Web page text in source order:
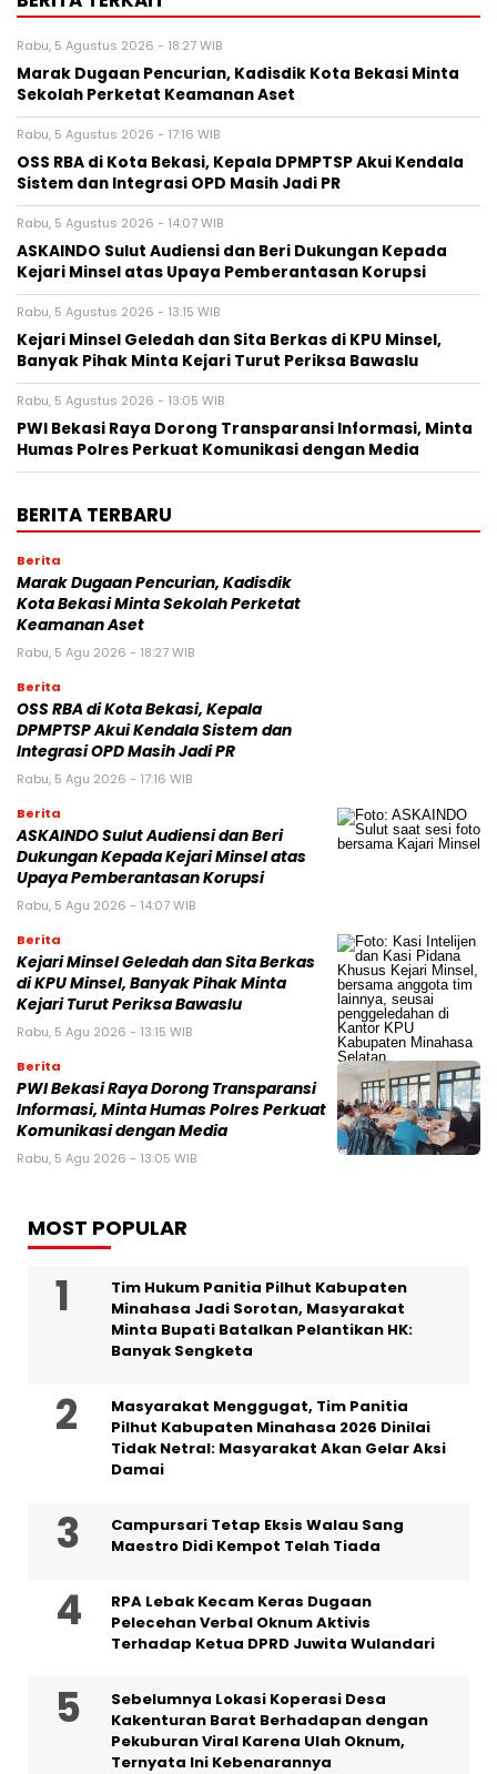
Rabu, 5 Agustus 2026 - 18:27 WIB
‎Marak Dugaan Pencurian, Kadisdik Kota Bekasi Minta
Sekolah Perketat Keamanan Aset
Rabu, 5 Agustus 2026 - 17:16 WIB
‎OSS RBA di Kota Bekasi, Kepala DPMPTSP Akui Kendala
Sistem dan Integrasi OPD Masih Jadi PR
Rabu, 5 Agustus 2026 - 14:07 WIB
ASKAINDO Sulut Audiensi dan Beri Dukungan Kepada
Kejari Minsel atas Upaya Pemberantasan Korupsi
Rabu, 5 Agustus 2026 - 13:15 WIB
Kejari Minsel Geledah dan Sita Berkas di KPU Minsel,
Banyak Pihak Minta Kejari Turut Periksa Bawaslu
Rabu, 5 Agustus 2026 - 13:05 WIB
PWI Bekasi Raya Dorong Transparansi Informasi, Minta
Humas Polres Perkuat Komunikasi dengan Media
BERITA TERBARU
Berita
‎Marak Dugaan Pencurian, Kadisdik
Kota Bekasi Minta Sekolah Perketat
Keamanan Aset
Rabu, 5 Agu 2026 - 18:27 WIB
Berita
‎OSS RBA di Kota Bekasi, Kepala
DPMPTSP Akui Kendala Sistem dan
Integrasi OPD Masih Jadi PR
Rabu, 5 Agu 2026 - 17:16 WIB
Berita
ASKAINDO Sulut Audiensi dan Beri
Dukungan Kepada Kejari Minsel atas
Upaya Pemberantasan Korupsi
Rabu, 5 Agu 2026 - 14:07 WIB
Berita
Kejari Minsel Geledah dan Sita Berkas
di KPU Minsel, Banyak Pihak Minta
Kejari Turut Periksa Bawaslu
Rabu, 5 Agu 2026 - 13:15 WIB
Berita
PWI Bekasi Raya Dorong Transparansi
Informasi, Minta Humas Polres Perkuat
Komunikasi dengan Media
Rabu, 5 Agu 2026 - 13:05 WIB
MOST POPULAR
Tim Hukum Panitia Pilhut Kabupaten
Minahasa Jadi Sorotan, Masyarakat
Minta Bupati Batalkan Pelantikan HK:
Banyak Sengketa
Masyarakat Menggugat, Tim Panitia
Pilhut Kabupaten Minahasa 2026 Dinilai
Tidak Netral: Masyarakat Akan Gelar Aksi
Damai
Campursari Tetap Eksis Walau Sang
Maestro Didi Kempot Telah Tiada
RPA Lebak Kecam Keras Dugaan
Pelecehan Verbal Oknum Aktivis
Terhadap Ketua DPRD Juwita Wulandari
Sebelumnya Lokasi Koperasi Desa
Kakenturan Barat Berhadapan dengan
Pekuburan Viral Karena Ulah Oknum,
Ternyata Ini Kebenarannya